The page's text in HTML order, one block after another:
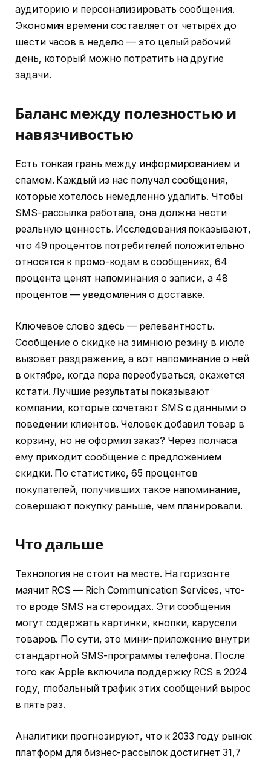
аудиторию и персонализировать сообщения.
Экономия времени составляет от четырёх до
шести часов в неделю — это целый рабочий
день, который можно потратить на другие
задачи.
Баланс между полезностью и
навязчивостью
Есть тонкая грань между информированием и
спамом. Каждый из нас получал сообщения,
которые хотелось немедленно удалить. Чтобы
SMS-рассылка работала, она должна нести
реальную ценность. Исследования показывают,
что 49 процентов потребителей положительно
относятся к промо-кодам в сообщениях, 64
процента ценят напоминания о записи, а 48
процентов — уведомления о доставке.
Ключевое слово здесь — релевантность.
Сообщение о скидке на зимнюю резину в июле
вызовет раздражение, а вот напоминание о ней
в октябре, когда пора переобуваться, окажется
кстати. Лучшие результаты показывают
компании, которые сочетают SMS с данными о
поведении клиентов. Человек добавил товар в
корзину, но не оформил заказ? Через полчаса
ему приходит сообщение с предложением
скидки. По статистике, 65 процентов
покупателей, получивших такое напоминание,
совершают покупку раньше, чем планировали.
Что дальше
Технология не стоит на месте. На горизонте
маячит RCS — Rich Communication Services, что-
то вроде SMS на стероидах. Эти сообщения
могут содержать картинки, кнопки, карусели
товаров. По сути, это мини-приложение внутри
стандартной SMS-программы телефона. После
того как Apple включила поддержку RCS в 2024
году, глобальный трафик этих сообщений вырос
в пять раз.
Аналитики прогнозируют, что к 2033 году рынок
платформ для бизнес-рассылок достигнет 31,7